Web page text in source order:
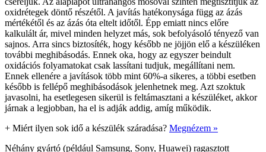
oxidrétegek döntő részétől. A javítás hatékonysága függ az ázás
mértékétől és az ázás óta eltelt időtől. Épp emiatt nincs előre
kalkulált ár, mivel minden helyzet más, sok befolyásoló tényező van
sajnos. Arra sincs biztosíték, hogy később ne jöjjön elő a készüléken
további meghibásodás. Ennek oka, hogy az egyszer beindult
oxidációs folyamatokat csak lassítani tudjuk, megállítani nem.
Ennek ellenére a javítások több mint 60%-a sikeres, a többi esetben
később is fellépő meghibásodások jelenhetnek meg. Azt szoktuk
javasolni, ha esetlegesen sikerül is feltámasztani a készüléket, akkor
járnak a legjobban, ha el is adják addig, amíg működik.
+ Miért ilyen sok idő a készülék száradása? Megnézem »
Néhány gyártó (például Samsung, Sony, Huawei) ragasztott